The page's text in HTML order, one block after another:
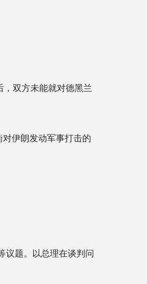
双方未能就对德黑兰
伊朗发动军事打击的
题。以总理在谈判问